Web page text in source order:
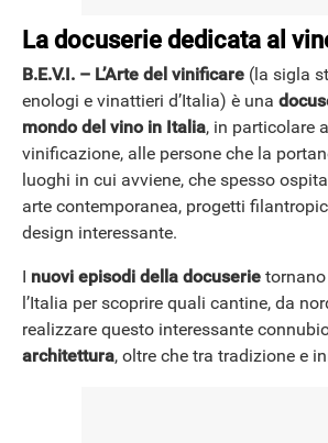
La docuserie dedicata al
B.E.V.I. – L’Arte del vinificare (la sigla
enologi e vinattieri d’Italia) è una
mondo del vino in Italia, in particolare
vinificazione, alle persone che la
luoghi in cui avviene, che spesso
arte contemporanea, progetti
design interessante.
I nuovi episodi della docuserie
l’Italia per scoprire quali cantine, da
realizzare questo interessante
architettura, oltre che tra tradizione e